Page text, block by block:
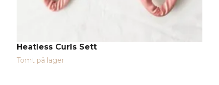
Heatless Curls Sett
Tomt på lager